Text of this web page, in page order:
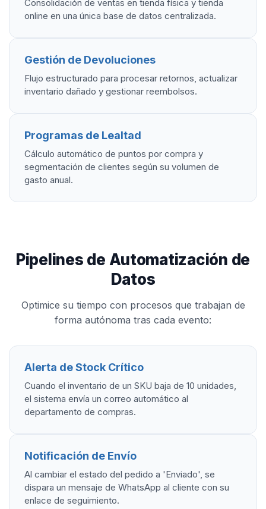
Consolidación de ventas en tienda física y tienda
online en una única base de datos centralizada.
Gestión de Devoluciones
Flujo estructurado para procesar retornos, actualizar
inventario dañado y gestionar reembolsos.
Programas de Lealtad
Cálculo automático de puntos por compra y
segmentación de clientes según su volumen de
gasto anual.
Pipelines de Automatización de
Datos
Optimice su tiempo con procesos que trabajan de
forma autónoma tras cada evento:
Alerta de Stock Crítico
Cuando el inventario de un SKU baja de 10 unidades,
el sistema envía un correo automático al
departamento de compras.
Notificación de Envío
Al cambiar el estado del pedido a 'Enviado', se
dispara un mensaje de WhatsApp al cliente con su
enlace de seguimiento.